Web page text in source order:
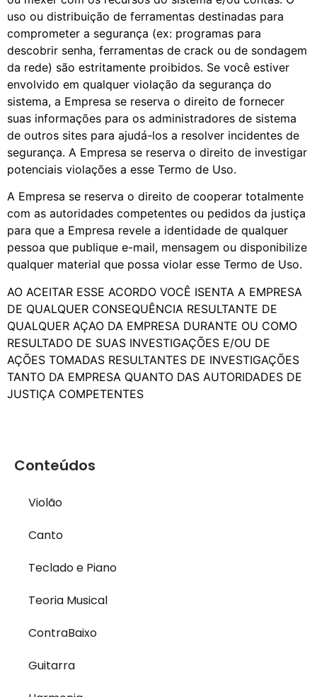
uso ou distribuição de ferramentas destinadas para
comprometer a segurança (ex: programas para
descobrir senha, ferramentas de crack ou de sondagem
da rede) são estritamente proibidos. Se você estiver
envolvido em qualquer violação da segurança do
sistema, a Empresa se reserva o direito de fornecer
suas informações para os administradores de sistema
de outros sites para ajudá-los a resolver incidentes de
segurança. A Empresa se reserva o direito de investigar
potenciais violações a esse Termo de Uso.
A Empresa se reserva o direito de cooperar totalmente
com as autoridades competentes ou pedidos da justiça
para que a Empresa revele a identidade de qualquer
pessoa que publique e-mail, mensagem ou disponibilize
qualquer material que possa violar esse Termo de Uso.
AO ACEITAR ESSE ACORDO VOCÊ ISENTA A EMPRESA
DE QUALQUER CONSEQUÊNCIA RESULTANTE DE
QUALQUER AÇAO DA EMPRESA DURANTE OU COMO
RESULTADO DE SUAS INVESTIGAÇÕES E/OU DE
AÇÕES TOMADAS RESULTANTES DE INVESTIGAÇÕES
TANTO DA EMPRESA QUANTO DAS AUTORIDADES DE
JUSTIÇA COMPETENTES
Conteúdos
Violão
Canto
Teclado e Piano
Teoria Musical
ContraBaixo
Guitarra